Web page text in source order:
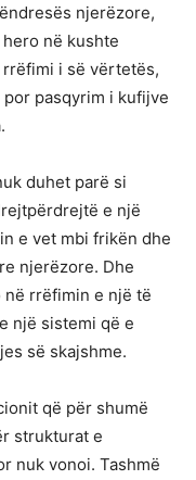
njerëzore,
në kushte
i së vërtetës,
pasqyrim i kufijve
duhet parë si
e një
e vet mbi frikën dhe
njerëzore. Dhe
rrëfimin e një të
një sistemi që e
së skajshme.
që për shumë
strukturat e
nuk vonoi. Tashmë